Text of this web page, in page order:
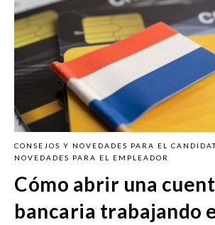
CONSEJOS Y NOVEDADES PARA EL
NOVEDADES PARA EL EMPLEADOR
Cómo abrir una
bancaria trabajando